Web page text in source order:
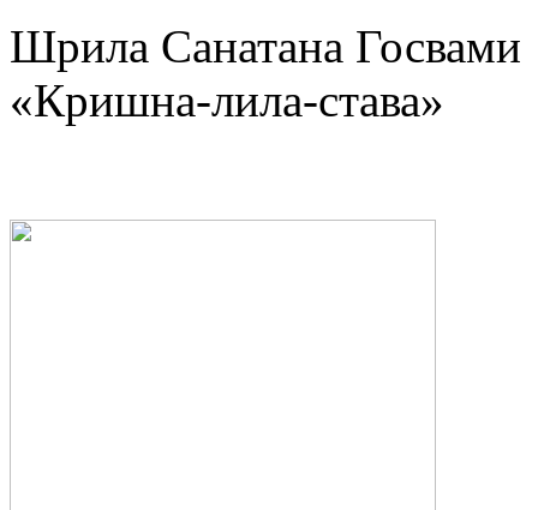
Шрила Санатана Госвами
«Кришна-лила-става»